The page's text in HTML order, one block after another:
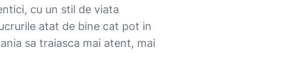
cu un stil de viata
atat de bine cat pot in
sa traiasca mai atent, mai